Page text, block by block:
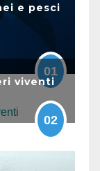
e pesci
01
viventi
02